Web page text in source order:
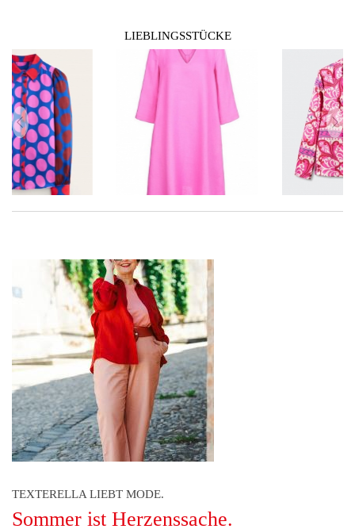
LIEBLINGSSTÜCKE
zurück vor
TEXTERELLA LIEBT MODE.
Sommer ist Herzenssache.